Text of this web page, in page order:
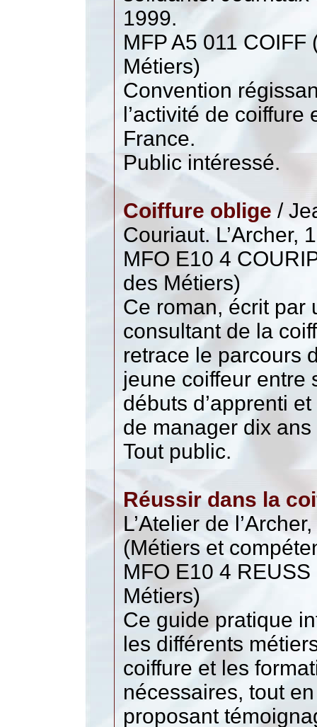
1999.
MFP A5 011 COIFF
Métiers)
Convention
l’activité de coiffure
France.
Public intéressé.
Coiffure oblige /
Couriaut. L’Archer,
MFO E10 4
des Métiers)
Ce roman, écrit par
consultant de la
retrace le parcours
jeune coiffeur entre
débuts d’apprenti
de manager dix ans
Tout public.
Réussir dans la
L’Atelier de
(Métiers et
MFO E10 4
Métiers)
Ce guide pratique
les différents
coiffure et les
nécessaires, tout en
proposant